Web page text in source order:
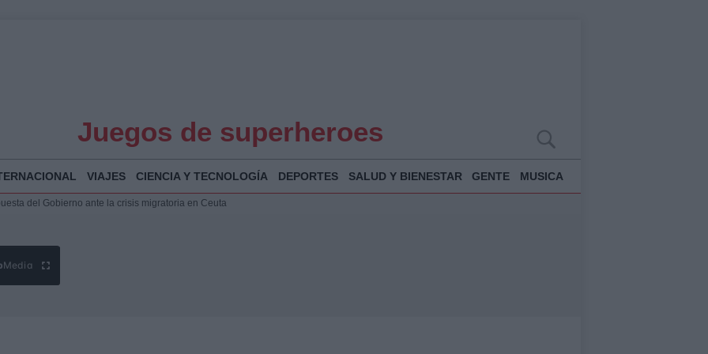
Juegos de superheroes
VIAJES CIENCIA Y TECNOLOGÍA DEPORTES SALUD Y BIENESTAR GENTE MUSICA
2026: fecha, recorrido y actividades especiales
del Gobierno ante la crisis migratoria en Ceuta
Media